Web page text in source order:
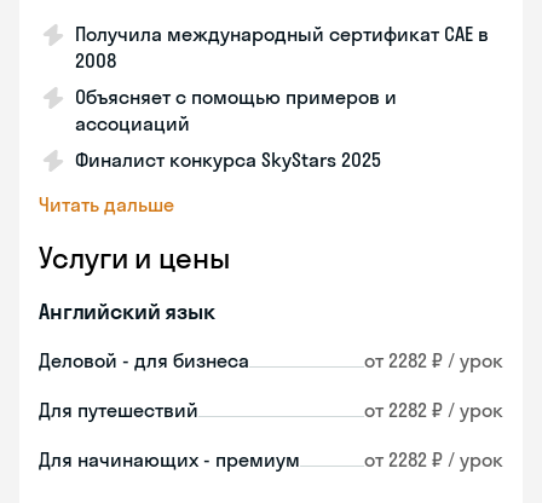
Получила международный сертификат CAE в
2008
Объясняет с помощью примеров и
ассоциаций
Финалист конкурса SkyStars 2025
Читать дальше
Услуги и цены
Английский язык
Деловой - для бизнеса от 2282 ₽ / урок
Для путешествий от 2282 ₽ / урок
Для начинающих - премиум от 2282 ₽ / урок